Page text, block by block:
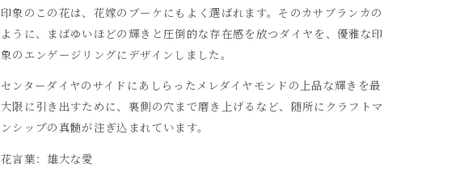
印象のこの花は、花嫁のブーケにもよく選ばれます。そのカサブランカの
ように、まばゆいほどの輝きと圧倒的な存在感を放つダイヤを、優雅な印
象のエンゲージリングにデザインしました。
センターダイヤのサイドにあしらったメレダイヤモンドの上品な輝きを最
大限に引き出すために、裏側の穴まで磨き上げるなど、随所にクラフトマ
ンシップの真髄が注ぎ込まれています。
花言葉：雄大な愛